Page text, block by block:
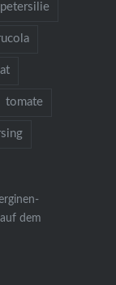
petersilie
tomate